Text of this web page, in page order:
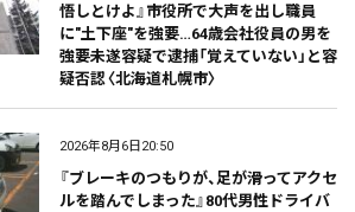
悟しとけよ』市役所で大声を出し職員
に"土下座"を強要…64歳会社役員の男を
強要未遂容疑で逮捕「覚えていない」と容
疑否認〈北海道札幌市〉
2026年8月6日20:50
『ブレーキのつもりが、足が滑ってアクセ
ルを踏んでしまった』80代男性ドライバ